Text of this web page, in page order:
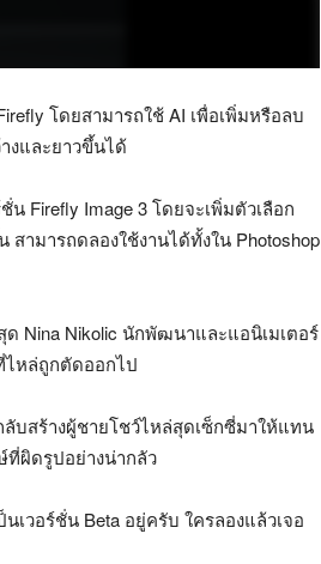
โดยสามารถใช้ AI เพื่อเพิ่มหรือลบ
งและยาวขึ้นได้
Firefly Image 3 โดยจะเพิ่มตัวเลือก
ามารถดลองใช้งานได้ทั้งใน Photoshop
Nina Nikolic นักพัฒนาและแอนิเมเตอร์
ไหล่ถูกตัดออกไป
ลับสร้างผู้ชายโชว์ไหล่สุดเซ็กซี่มาให้แทน
ที่ผิดรูปอย่างน่ากลัว
เวอร์ชั่น Beta อยู่ครับ ใครลองแล้วเจอ